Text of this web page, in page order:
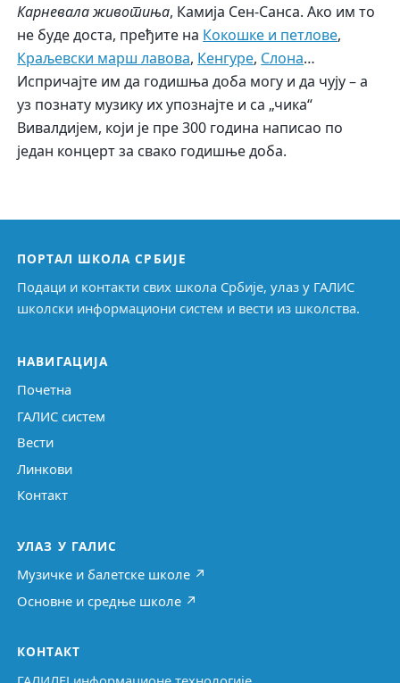
Карневала животиња, Камија Сен-Санса. Ако им то
не буде доста, пређите на Кокошке и петлове,
Краљевски марш лавова, Кенгуре, Слона…
Испричајте им да годишња доба могу и да чују – а
уз познату музику их упознајте и са „чика“
Вивалдијем, који је пре 300 година написао по
један концерт за свако годишње доба.
ПОРТАЛ ШКОЛА СРБИЈЕ
Подаци и контакти свих школа Србије, улаз у ГАЛИС
школски информациони систем и вести из школства.
НАВИГАЦИЈА
Почетна
ГАЛИС систем
Вести
Линкови
Контакт
УЛАЗ У ГАЛИС
Музичке и балетске школе ↗
Основне и средње школе ↗
КОНТАКТ